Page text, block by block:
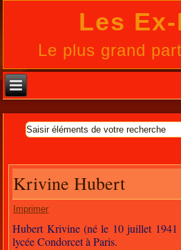
Les Ex-
Le plus grand
Krivine Hubert
Imprimer
Hubert Krivine (né le 10 juillet 1941
lycée Condorcet à Paris.